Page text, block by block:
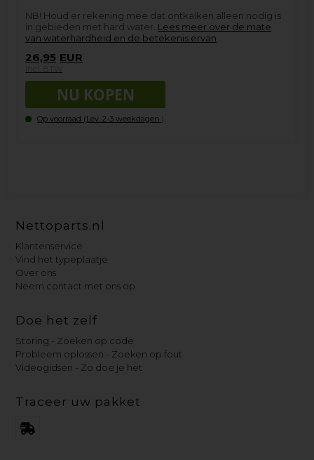
NB! Houd er rekening mee dat ontkalken alleen nodig is
in gebieden met hard water. Lees meer over de mate
van waterhardheid en de betekenis ervan
26,95 EUR
Op voorraad (Lev. 2-3 weekdagen. ).
Nettoparts.nl
Klantenservice
Vind het typeplaatje
Over ons
Neem contact met ons op
Doe het zelf
Storing - Zoeken op code
Probleem oplossen - Zoeken op fout
Videogidsen - Zo doe je het
Traceer uw pakket